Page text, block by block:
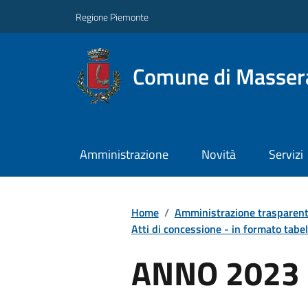
Regione Piemonte
Comune di
Amministrazione Novità Servizi
Home / Amministrazione
Atti di concessione - in formato
ANNO 2023